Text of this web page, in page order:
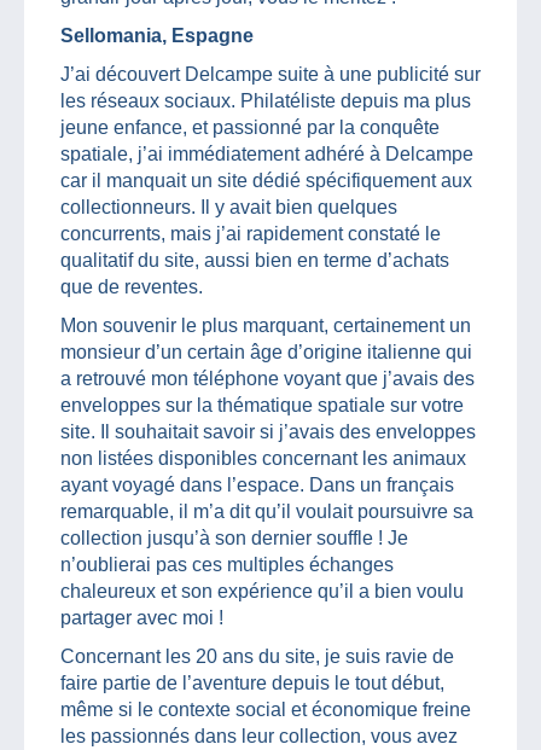
Sellomania, Espagne
J’ai découvert Delcampe suite à une publicité sur
les réseaux sociaux. Philatéliste depuis ma plus
jeune enfance, et passionné par la conquête
spatiale, j’ai immédiatement adhéré à Delcampe
car il manquait un site dédié spécifiquement aux
collectionneurs. Il y avait bien quelques
concurrents, mais j’ai rapidement constaté le
qualitatif du site, aussi bien en terme d’achats
que de reventes.
Mon souvenir le plus marquant, certainement un
monsieur d’un certain âge d’origine italienne qui
a retrouvé mon téléphone voyant que j’avais des
enveloppes sur la thématique spatiale sur votre
site. Il souhaitait savoir si j’avais des enveloppes
non listées disponibles concernant les animaux
ayant voyagé dans l’espace. Dans un français
remarquable, il m’a dit qu’il voulait poursuivre sa
collection jusqu’à son dernier souffle ! Je
n’oublierai pas ces multiples échanges
chaleureux et son expérience qu’il a bien voulu
partager avec moi !
Concernant les 20 ans du site, je suis ravie de
faire partie de l’aventure depuis le tout début,
même si le contexte social et économique freine
les passionnés dans leur collection, vous avez